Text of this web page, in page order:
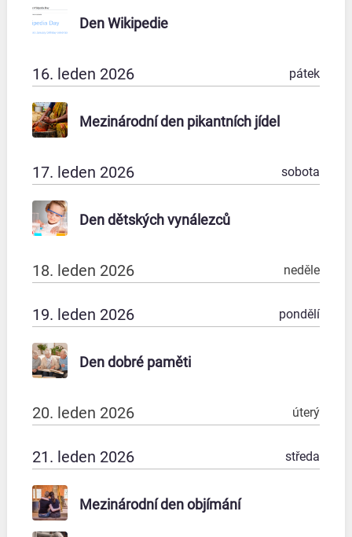
Den Wikipedie
16. leden 2026 pátek
Mezinárodní den pikantních jídel
17. leden 2026 sobota
Den dětských vynálezců
18. leden 2026 neděle
19. leden 2026 pondělí
Den dobré paměti
20. leden 2026 úterý
21. leden 2026 středa
Mezinárodní den objímání